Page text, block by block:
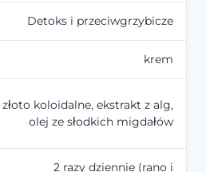
Detoks i przeciwgrzybicze
krem
złoto koloidalne, ekstrakt z alg,
olej ze słodkich migdałów
2 razy dziennie (rano i